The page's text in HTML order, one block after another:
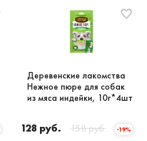
Деревенские лакомства
Нежное пюре для собак
из мяса индейки, 10г*4шт
128 руб. 158 руб. -19%